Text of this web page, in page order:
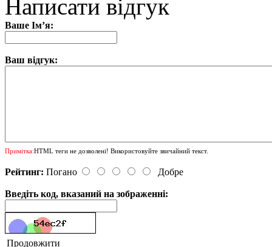
Написати відгук
Ваше Ім’я:
Ваш відгук:
Примітка:HTML теги не дозволені! Використовуйте звичайний текст.
Рейтинг: Погано Добре
Введіть код, вказаний на зображенні:
Продовжити